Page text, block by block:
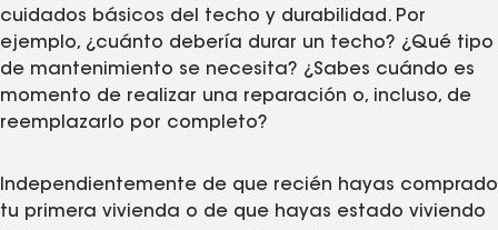
cuidados básicos del techo y durabilidad. Por
ejemplo, ¿cuánto debería durar un techo? ¿Qué tipo
de mantenimiento se necesita? ¿Sabes cuándo es
momento de realizar una reparación o, incluso, de
reemplazarlo por completo?
Independientemente de que recién hayas comprado
tu primera vivienda o de que hayas estado viviendo